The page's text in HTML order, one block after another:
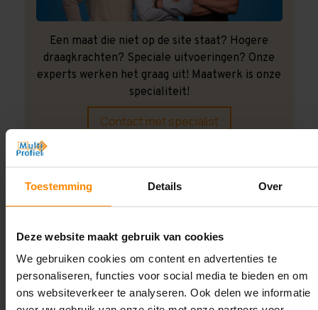
Toestemming Details Over
Deze website maakt gebruik van cookies
We gebruiken cookies om content en advertenties te
personaliseren, functies voor social media te bieden en om
ons websiteverkeer te analyseren. Ook delen we informatie
Een maat die niet op de site staat? Hogere
draagkrachten? Speciale uitvoeringen? Onze
experts werken het graag uit! Maatwerk is onze
specialiteit!
Contact met specialist
Montage uitbesteden?
Laat ons het doen!